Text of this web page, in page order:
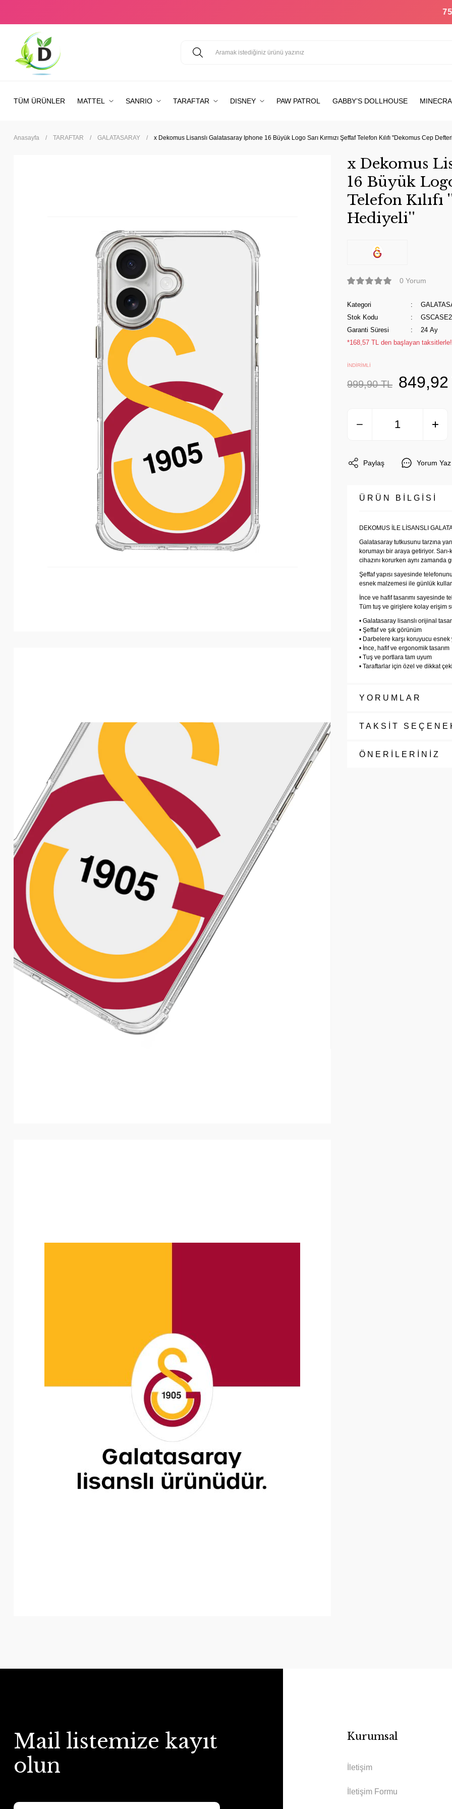
750 TL VE
TÜM ÜRÜNLER MATTEL SANRIO TARAFTAR DISNEY PAW PATROL GABBY’S DOLLHOUSE
Anasayfa TARAFTAR GALATASARAY x Dekomus Lisanslı Galatasaray Iphone 16 Büyük Logo Sarı Kırmızı Şeffaf Telefon Kılıfı ''Dekomus Cep
x Dekomus
16 Büyük
Telefon
Hediyeli''
0 Yorum
Kategori
Stok Kodu
Garanti Süresi
24 Ay
*168,57 TL den başlayan taksitlerle!
İNDİRİMLİ
999,90 TL 849,92
Paylaş Yorum Yaz
ÜRÜN BİLGİSİ
DEKOMUS İLE LİSANSLI
Galatasaray tutkusunu tarzına
korumayı bir araya getiriyor. Sarı-
cihazını korurken aynı
Şeffaf yapısı sayesinde
esnek malzemesi ile günlük
İnce ve hafif tasarımı sayesinde
Tüm tuş ve girişlere kolay erişim
• Galatasaray lisanslı orijinal
• Şeffaf ve şık görünüm
• Darbelere karşı koruyucu esnek
• İnce, hafif ve ergonomik tasarım
• Tuş ve portlara tam uyum
• Taraftarlar için özel ve dikkat
YORUMLAR
TAKSİT
ÖNERİLERİNİZ
Mail listemize kayıt
olun
Kurumsal
İletişim
İletişim Formu